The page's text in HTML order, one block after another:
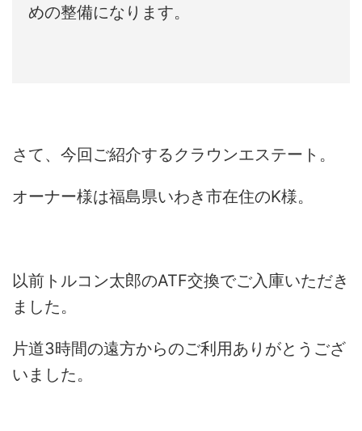
めの整備になります。
さて、今回ご紹介するクラウンエステート。
オーナー様は福島県いわき市在住のK様。
以前トルコン太郎のATF交換でご入庫いただき
ました。
片道3時間の遠方からのご利用ありがとうござ
いました。